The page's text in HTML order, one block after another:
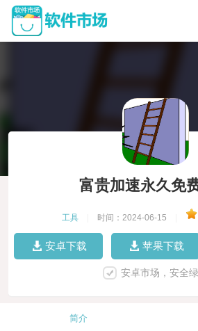
富贵加速永久免
工具 时间：2024-06-15
安卓下载 苹果下载
安卓市场，安全
简介